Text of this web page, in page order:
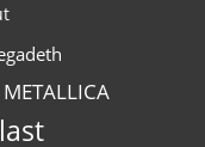
METALLICA